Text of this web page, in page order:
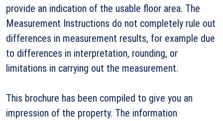
provide an indication of the usable floor area. The
Measurement Instructions do not completely rule out
differences in measurement results, for example due
to differences in interpretation, rounding, or
limitations in carrying out the measurement.
This brochure has been compiled to give you an
impression of the property. The information